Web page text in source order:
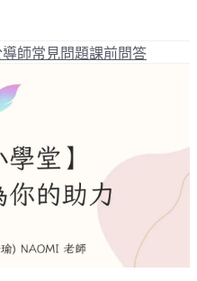
導師常見問題課前問答